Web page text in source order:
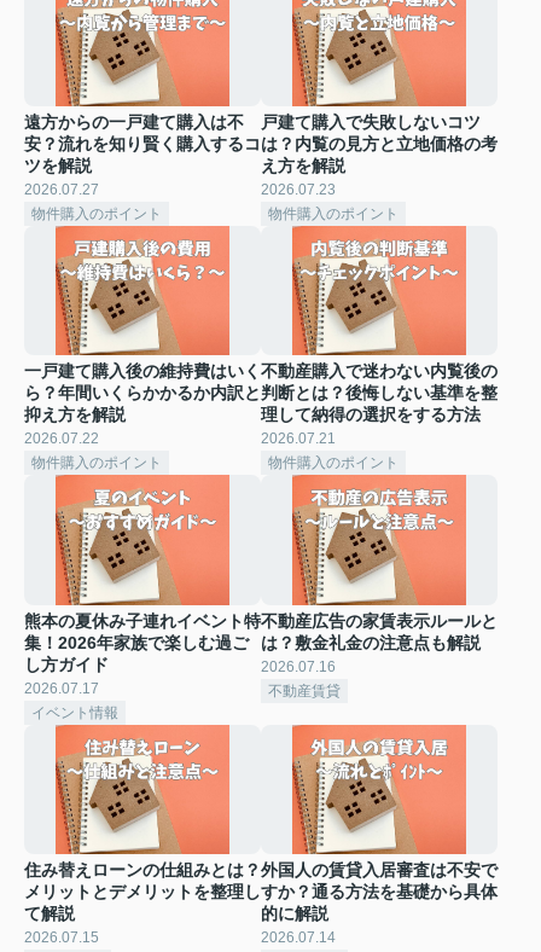
遠方からの一戸建て購入は不
安？流れを知り賢く購入するコ
ツを解説
2026.07.27
物件購入のポイント
戸建て購入で失敗しないコツ
は？内覧の見方と立地価格の考
え方を解説
2026.07.23
物件購入のポイント
一戸建て購入後の維持費はいく
ら？年間いくらかかるか内訳と
抑え方を解説
2026.07.22
物件購入のポイント
不動産購入で迷わない内覧後の
判断とは？後悔しない基準を整
理して納得の選択をする方法
2026.07.21
物件購入のポイント
熊本の夏休み子連れイベント特
集！2026年家族で楽しむ過ご
し方ガイド
2026.07.17
イベント情報
不動産広告の家賃表示ルールと
は？敷金礼金の注意点も解説
2026.07.16
不動産賃貸
住み替えローンの仕組みとは？
メリットとデメリットを整理し
て解説
2026.07.15
外国人の賃貸入居審査は不安で
すか？通る方法を基礎から具体
的に解説
2026.07.14